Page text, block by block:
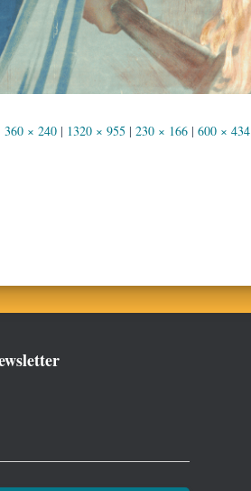
360 × 240 | 1320 × 955 | 230 × 166 | 600 × 434